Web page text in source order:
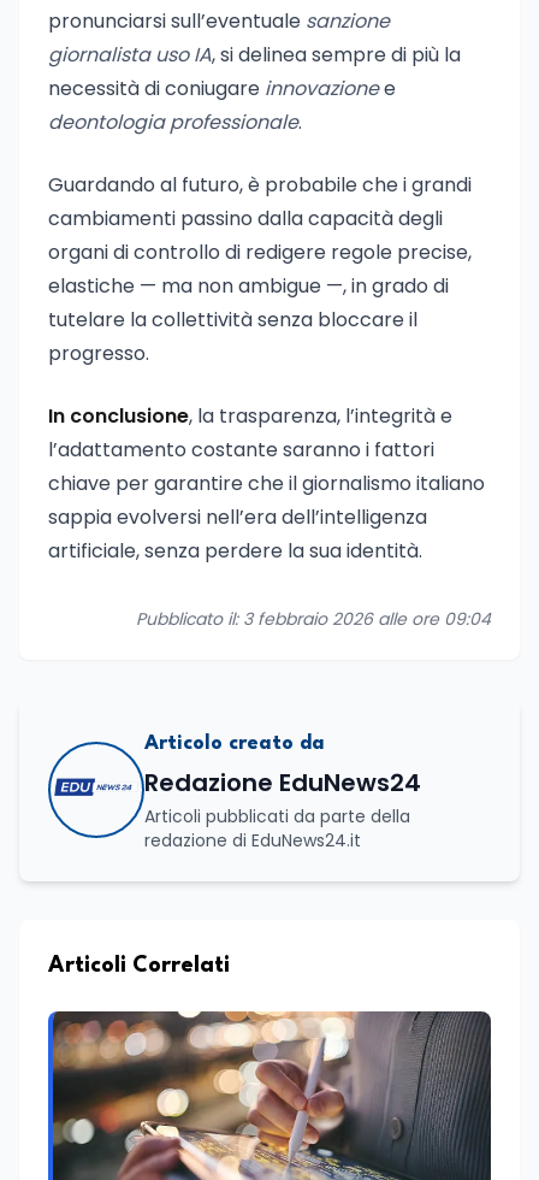
pronunciarsi sull’eventuale sanzione
giornalista uso IA, si delinea sempre di più la
necessità di coniugare innovazionee
deontologia professionale.
Guardando al futuro, è probabile che i grandi
cambiamenti passino dalla capacità degli
organi di controllo di redigere regole precise,
elastiche — ma non ambigue —, in grado di
tutelare la collettività senza bloccare il
progresso.
In conclusione, la trasparenza, l’integrità e
l’adattamento costante saranno i fattori
chiave per garantire che il giornalismo italiano
sappia evolversi nell’era dell’intelligenza
artificiale, senza perdere la sua identità.
Pubblicato il: 3 febbraio 2026 alle ore 09:04
Articolo creato da
Redazione EduNews24
Articoli pubblicati da parte della
redazione di EduNews24.it
Articoli Correlati